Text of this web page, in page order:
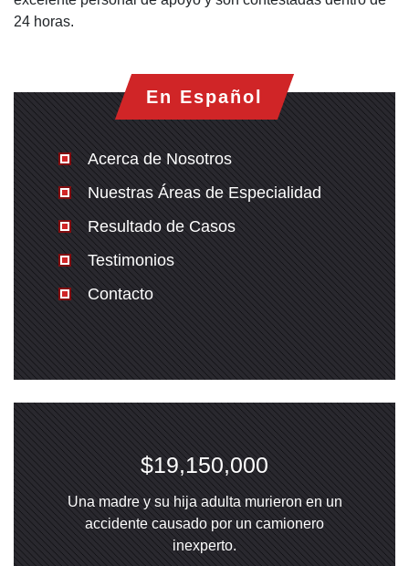
24 horas.
En Español
Acerca de Nosotros
Nuestras Áreas de Especialidad
Resultado de Casos
Testimonios
Contacto
$19,150,000
Una madre y su hija adulta murieron en un
accidente causado por un camionero
inexperto.